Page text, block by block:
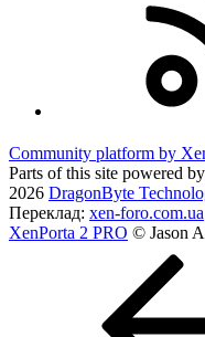
Community platform by
Parts of this site powered by
2026 DragonByte
Переклад: xen-foro.com.ua
XenPorta 2 PRO © Jason